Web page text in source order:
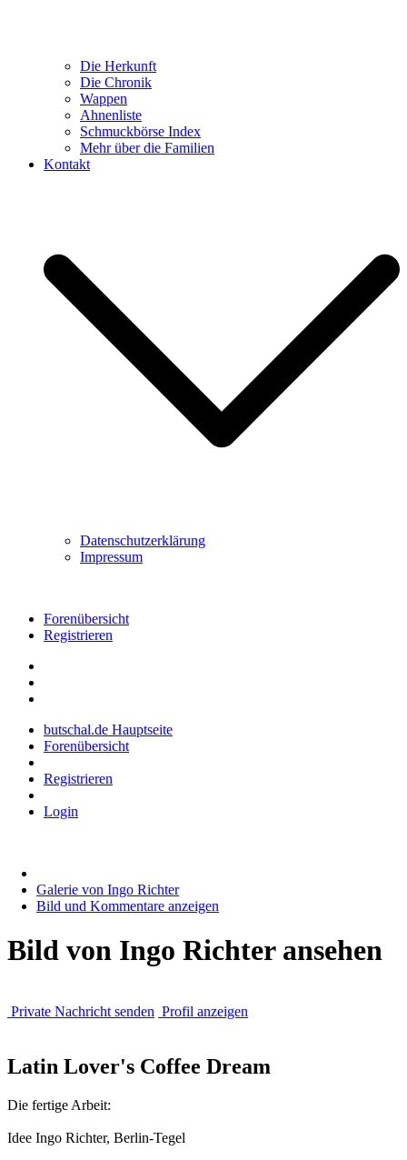
Die Herkunft
Die Chronik
Wappen
Ahnenliste
Schmuckbörse Index
Mehr über die Familien
Kontakt
Datenschutzerklärung
Impressum
Forenübersicht
Registrieren
butschal.de Hauptseite
Forenübersicht
Registrieren
Login
Galerie von Ingo Richter
Bild und Kommentare anzeigen
Bild von Ingo Richter ansehen
Private Nachricht senden Profil anzeigen
Latin Lover's Coffee Dream
Die fertige Arbeit:
Idee Ingo Richter, Berlin-Tegel